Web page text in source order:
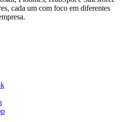
cada um com foco em diferentes